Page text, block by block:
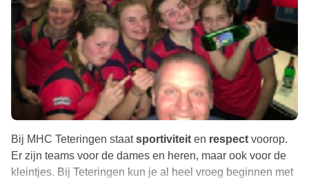
Bij MHC Teteringen staatsportiviteit en respect voorop.
Er zijn teams voor de dames en heren, maar ook voor de
kleintjes. Bij Teteringen kun je al heel vroeg beginnen met